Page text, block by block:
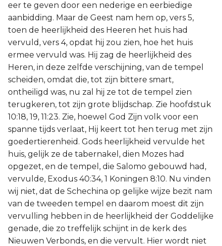
eer te geven door een nederige en eerbiedige
aanbidding. Maar de Geest nam hem op, vers 5,
toen de heerlijkheid des Heeren het huis had
vervuld, vers 4, opdat hij zou zien, hoe het huis
ermee vervuld was. Hij zag de heerlijkheid des
Heren, in deze zelfde verschijning, van de tempel
scheiden, omdat die, tot zijn bittere smart,
ontheiligd was, nu zal hij ze tot de tempel zien
terugkeren, tot zijn grote blijdschap. Zie hoofdstuk
10:18, 19, 11:23. Zie, hoewel God Zijn volk voor een
spanne tijds verlaat, Hij keert tot hen terug met zijn
goedertierenheid. Gods heerlijkheid vervulde het
huis, gelijk ze de tabernakel, dien Mozes had
opgezet, en de tempel, die Salomo gebouwd had,
vervulde, Exodus 40:34, 1 Koningen 8:10. Nu vinden
wij niet, dat de Schechina op gelijke wijze bezit nam
van de tweeden tempel en daarom moest dit zijn
vervulling hebben in de heerlijkheid der Goddelijke
genade, die zo treffelijk schijnt in de kerk des
Nieuwen Verbonds, en die vervult. Hier wordt niet